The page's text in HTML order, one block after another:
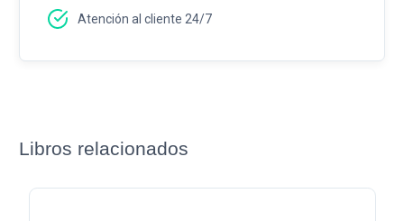
Atención al cliente 24/7
Libros relacionados